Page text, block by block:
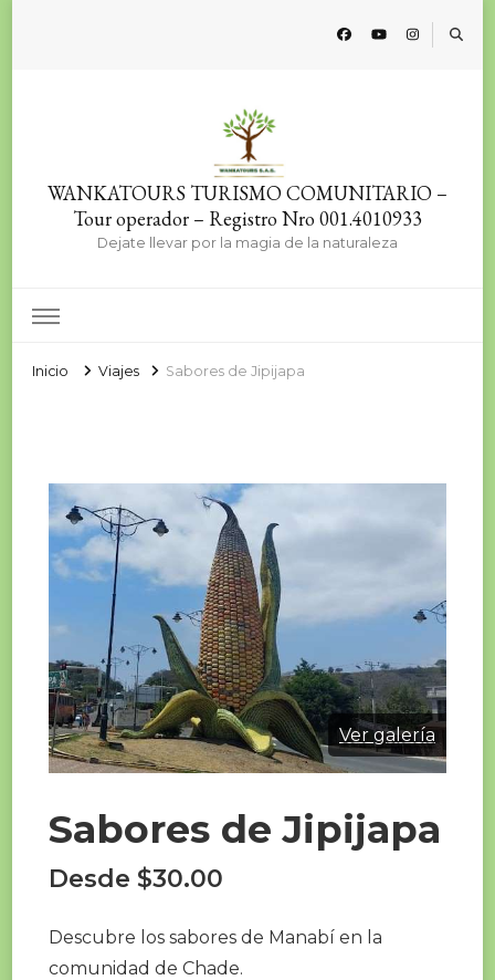
WANKATOURS TURISMO COMUNITARIO –
Tour operador – Registro Nro 001.4010933
Dejate llevar por la magia de la naturaleza
Inicio Viajes Sabores de Jipijapa
Ver galería
Sabores de Jipijapa
Desde $30.00
Descubre los sabores de Manabí en la
comunidad de Chade.